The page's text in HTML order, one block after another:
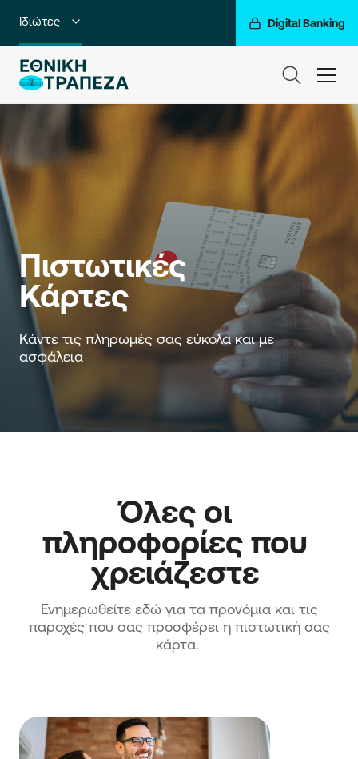
Ιδιώτες Digital Banking
Premium Banking
Private Banking
Corporate & Investment Banking
Πιστωτικές
Κάρτες
Κάντε τις πληρωμές σας εύκολα και με
ασφάλεια
Όλες οι
πληροφορίες που
χρειάζεστε
Ενημερωθείτε εδώ για τα προνόμια και τις
παροχές που σας προσφέρει η πιστωτική σας
κάρτα.